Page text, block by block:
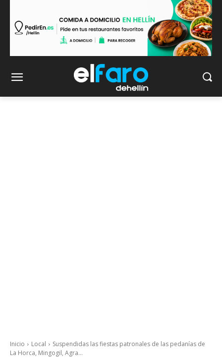
Inicio Local
Suspendidas las fiestas patronales de las pedanías de
La Horca, Mingogil, Agra...